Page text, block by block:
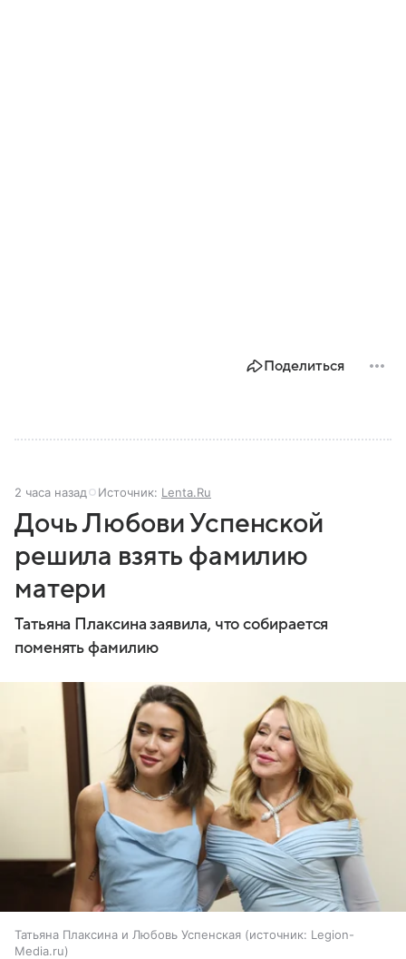
Поделиться
2 часа назад Источник: Lenta.Ru
Дочь Любови Успенской
решила взять фамилию
матери
Татьяна Плаксина заявила, что собирается
поменять фамилию
Татьяна Плаксина и Любовь Успенская источник: Legion-
Media.ru